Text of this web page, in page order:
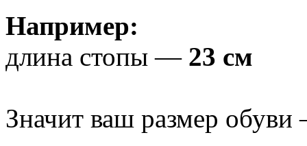
Например:
длина стопы — 23 см
Значит ваш размер